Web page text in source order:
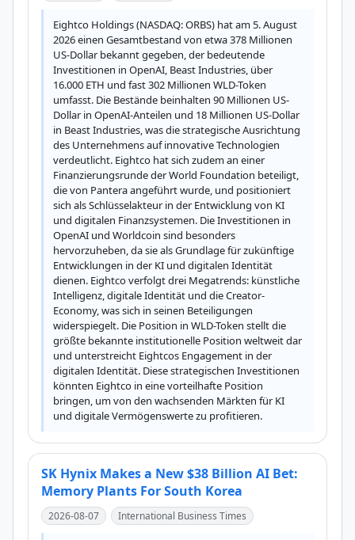
Eightco Holdings (NASDAQ: ORBS) hat am 5. August
2026 einen Gesamtbestand von etwa 378 Millionen
US-Dollar bekannt gegeben, der bedeutende
Investitionen in OpenAI, Beast Industries, über
16.000 ETH und fast 302 Millionen WLD-Token
umfasst. Die Bestände beinhalten 90 Millionen US-
Dollar in OpenAI-Anteilen und 18 Millionen US-Dollar
in Beast Industries, was die strategische Ausrichtung
des Unternehmens auf innovative Technologien
verdeutlicht. Eightco hat sich zudem an einer
Finanzierungsrunde der World Foundation beteiligt,
die von Pantera angeführt wurde, und positioniert
sich als Schlüsselakteur in der Entwicklung von KI
und digitalen Finanzsystemen. Die Investitionen in
OpenAI und Worldcoin sind besonders
hervorzuheben, da sie als Grundlage für zukünftige
Entwicklungen in der KI und digitalen Identität
dienen. Eightco verfolgt drei Megatrends: künstliche
Intelligenz, digitale Identität und die Creator-
Economy, was sich in seinen Beteiligungen
widerspiegelt. Die Position in WLD-Token stellt die
größte bekannte institutionelle Position weltweit dar
und unterstreicht Eightcos Engagement in der
digitalen Identität. Diese strategischen Investitionen
könnten Eightco in eine vorteilhafte Position
bringen, um von den wachsenden Märkten für KI
und digitale Vermögenswerte zu profitieren.
SK Hynix Makes a New $38 Billion AI Bet:
Memory Plants For South Korea
2026-08-07 International Business Times